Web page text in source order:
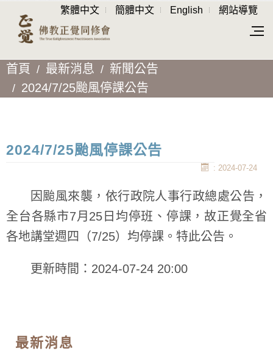
繁體中文 簡體中文 English 網站導覽
首頁 最新消息
新聞公告
2024/7/25颱風停課公告
2024/7/25颱風停課公告
: 2024-07-24
因颱風來襲，依行政院人事行政總處公告，
全台各縣市7月25日均停班、停課，故正覺全省
各地講堂週四（7/25）均停課。特此公告。
更新時間：2024-07-24 20:00
最新消息